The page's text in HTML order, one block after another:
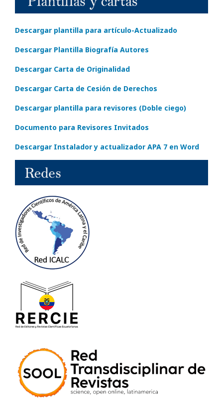
Descargar plantilla para artículo-Actualizado
Descargar Plantilla Biografía Autores
Descargar Carta de Originalidad
Descargar Carta de Cesión de Derechos
Descargar plantilla para revisores (Doble ciego)
Documento para Revisores Invitados
Descargar Instalador y actualizador APA 7 en Word